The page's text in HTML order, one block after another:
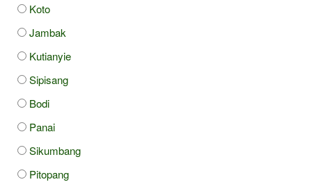
Koto
Jambak
Kutianyie
Sipisang
Bodi
Panai
Sikumbang
Pitopang